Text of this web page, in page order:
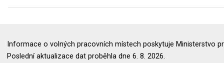
Informace o volných pracovních místech poskytuje Ministerstvo
Poslední aktualizace dat proběhla dne 6. 8. 2026.